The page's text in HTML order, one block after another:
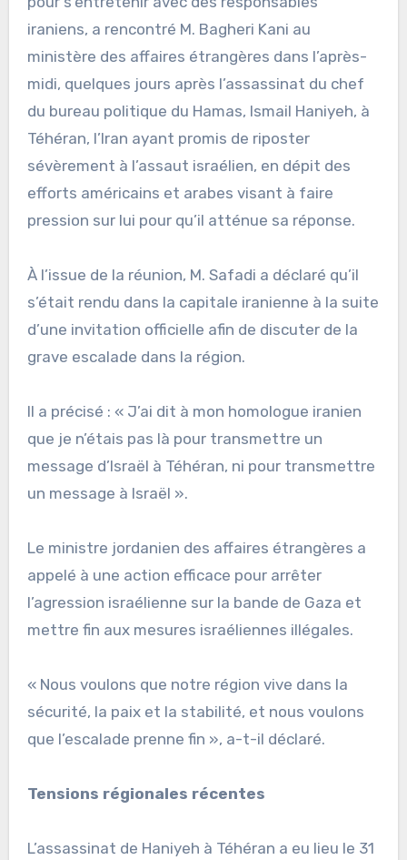
iraniens, a rencontré M. Bagheri Kani au
ministère des affaires étrangères dans l’après-
midi, quelques jours après l’assassinat du chef
du bureau politique du Hamas, Ismail Haniyeh, à
Téhéran, l’Iran ayant promis de riposter
sévèrement à l’assaut israélien, en dépit des
efforts américains et arabes visant à faire
pression sur lui pour qu’il atténue sa réponse.
À l’issue de la réunion, M. Safadi a déclaré qu’il
s’était rendu dans la capitale iranienne à la suite
d’une invitation officielle afin de discuter de la
grave escalade dans la région.
Il a précisé : « J’ai dit à mon homologue iranien
que je n’étais pas là pour transmettre un
message d’Israël à Téhéran, ni pour transmettre
un message à Israël ».
Le ministre jordanien des affaires étrangères a
appelé à une action efficace pour arrêter
l’agression israélienne sur la bande de Gaza et
mettre fin aux mesures israéliennes illégales.
« Nous voulons que notre région vive dans la
sécurité, la paix et la stabilité, et nous voulons
que l’escalade prenne fin », a-t-il déclaré.
Tensions régionales récentes
L’assassinat de Haniyeh à Téhéran a eu lieu le 31